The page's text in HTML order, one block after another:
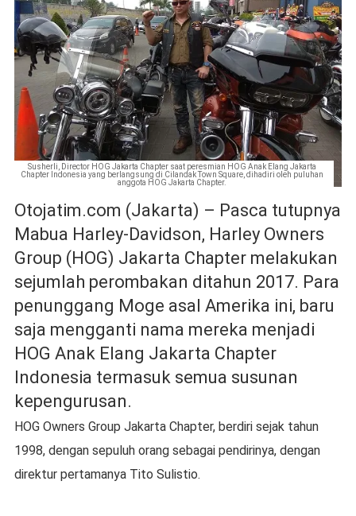
Susherli, Director HOG Jakarta Chapter saat peresmian HOG Anak Elang Jakarta
Chapter Indonesia yang berlangsung di Cilandak Town Square, dihadiri oleh puluhan
anggota HOG Jakarta Chapter.
Otojatim.com (Jakarta) – Pasca tutupnya
Mabua Harley-Davidson, Harley Owners
Group (HOG) Jakarta Chapter melakukan
sejumlah perombakan ditahun 2017. Para
penunggang Moge asal Amerika ini, baru
saja mengganti nama mereka menjadi
HOG Anak Elang Jakarta Chapter
Indonesia termasuk semua susunan
kepengurusan.
HOG Owners Group Jakarta Chapter, berdiri sejak tahun
1998, dengan sepuluh orang sebagai pendirinya, dengan
direktur pertamanya Tito Sulistio.